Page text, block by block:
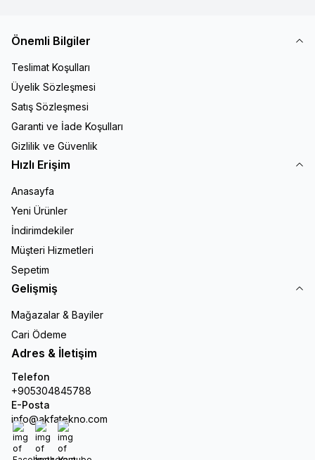
Önemli Bilgiler
Teslimat Koşulları
Üyelik Sözleşmesi
Satış Sözleşmesi
Garanti ve İade Koşulları
Gizlilik ve Güvenlik
Hızlı Erişim
Anasayfa
Yeni Ürünler
İndirimdekiler
Müşteri Hizmetleri
Sepetim
Gelişmiş
Mağazalar & Bayiler
Cari Ödeme
Adres & İletişim
Telefon
+905304845788
E-Posta
info@akfatekno.com
Facebook
İnstagramYoutube